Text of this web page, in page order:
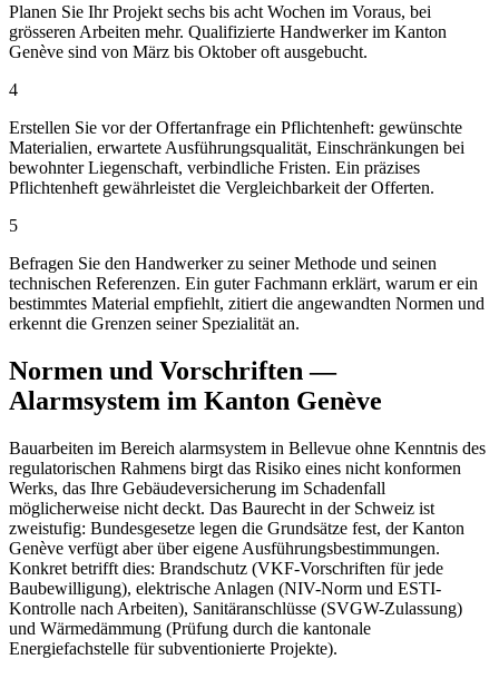
Planen Sie Ihr Projekt sechs bis acht Wochen im Voraus, bei
grösseren Arbeiten mehr. Qualifizierte Handwerker im Kanton
Genève sind von März bis Oktober oft ausgebucht.
4
Erstellen Sie vor der Offertanfrage ein Pflichtenheft: gewünschte
Materialien, erwartete Ausführungsqualität, Einschränkungen bei
bewohnter Liegenschaft, verbindliche Fristen. Ein präzises
Pflichtenheft gewährleistet die Vergleichbarkeit der Offerten.
5
Befragen Sie den Handwerker zu seiner Methode und seinen
technischen Referenzen. Ein guter Fachmann erklärt, warum er ein
bestimmtes Material empfiehlt, zitiert die angewandten Normen und
erkennt die Grenzen seiner Spezialität an.
Normen und Vorschriften —
Alarmsystem im Kanton Genève
Bauarbeiten im Bereich alarmsystem in Bellevue ohne Kenntnis des
regulatorischen Rahmens birgt das Risiko eines nicht konformen
Werks, das Ihre Gebäudeversicherung im Schadenfall
möglicherweise nicht deckt. Das Baurecht in der Schweiz ist
zweistufig: Bundesgesetze legen die Grundsätze fest, der Kanton
Genève verfügt aber über eigene Ausführungsbestimmungen.
Konkret betrifft dies: Brandschutz (VKF-Vorschriften für jede
Baubewilligung), elektrische Anlagen (NIV-Norm und ESTI-
Kontrolle nach Arbeiten), Sanitäranschlüsse (SVGW-Zulassung)
und Wärmedämmung (Prüfung durch die kantonale
Energiefachstelle für subventionierte Projekte).